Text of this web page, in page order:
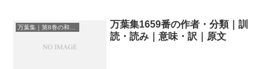
万葉集1659番の作者・分類｜訓
読・読み｜意味・訳｜原文